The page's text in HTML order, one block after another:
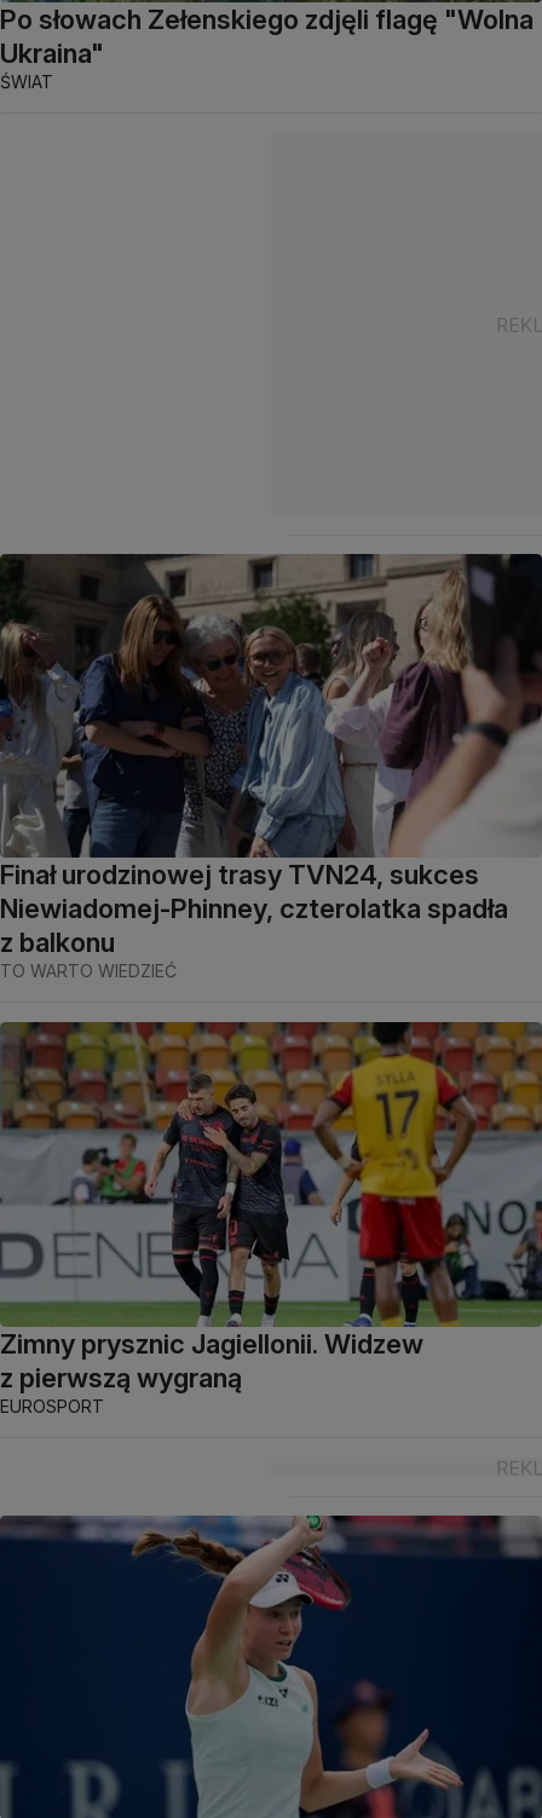
Po słowach Zełenskiego zdjęli flagę "Wolna
Ukraina"
ŚWIAT
Finał urodzinowej trasy TVN24, sukces
Niewiadomej-Phinney, czterolatka spadła
z balkonu
TO WARTO WIEDZIEĆ
Zimny prysznic Jagiellonii. Widzew
z pierwszą wygraną
EUROSPORT